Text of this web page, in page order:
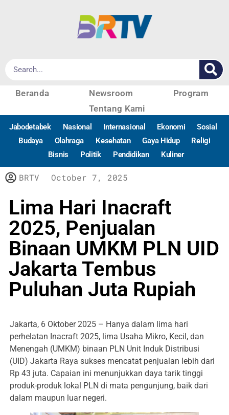
Beranda Newsroom
Program
Tentang Kami
Jabodetabek Nasional Internasional Ekonomi
Sosial
Budaya
Olahraga Kesehatan Gaya Hidup
Religi
Bisnis
Politik Pendidikan Kuliner
BRTV October 7, 2025
Lima Hari Inacraft
2025, Penjualan
Binaan UMKM PLN UID
Jakarta Tembus
Puluhan Juta Rupiah
Jakarta, 6 Oktober 2025 – Hanya dalam lima hari
perhelatan Inacraft 2025, lima Usaha Mikro, Kecil, dan
Menengah (UMKM) binaan PLN Unit Induk Distribusi
(UID) Jakarta Raya sukses mencatat penjualan lebih dari
Rp 43 juta. Capaian ini menunjukkan daya tarik tinggi
produk-produk lokal PLN di mata pengunjung, baik dari
dalam maupun luar negeri.